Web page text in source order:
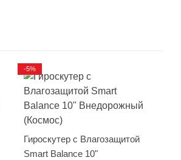
Гироскутер с Влагозащитой
Smart Balance 10"
-5%